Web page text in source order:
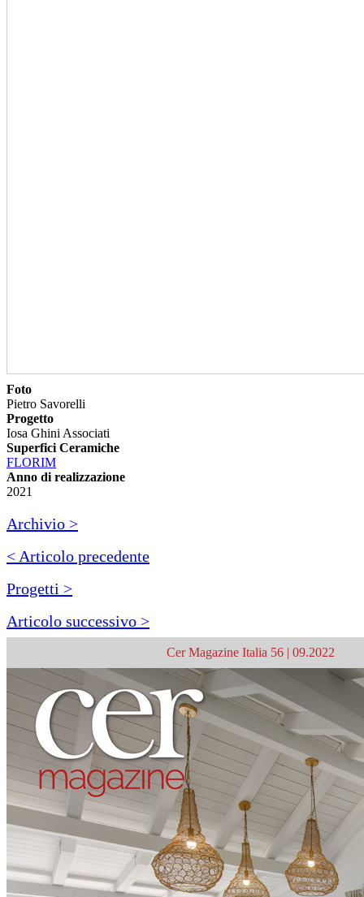
Foto
Pietro Savorelli
Progetto
Iosa Ghini Associati
Superfici Ceramiche
FLORIM
Anno di realizzazione
2021
Archivio >
< Articolo precedente
Progetti >
Articolo successivo >
Cer Magazine Italia 56 | 09.2022